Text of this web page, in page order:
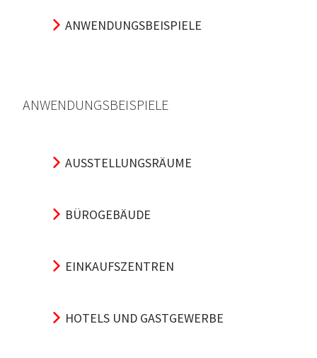
ANWENDUNGSBEISPIELE
ANWENDUNGSBEISPIELE
AUSSTELLUNGSRÄUME
BÜROGEBÄUDE
EINKAUFSZENTREN
HOTELS UND GASTGEWERBE